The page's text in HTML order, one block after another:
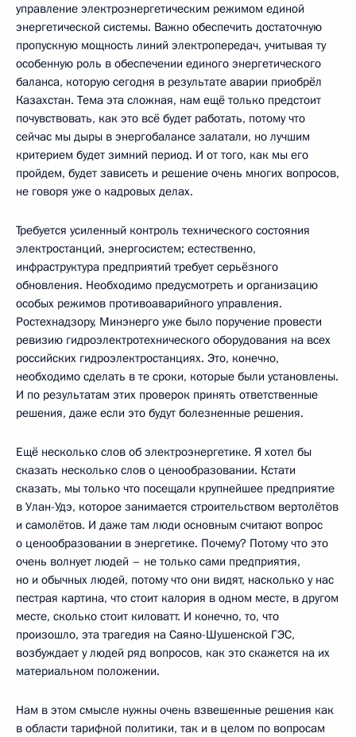
управление электроэнергетическим режимом единой
энергетической системы. Важно обеспечить достаточную
пропускную мощность линий электропередач, учитывая ту
особенную роль в обеспечении единого энергетического
баланса, которую сегодня в результате аварии приобрёл
Казахстан. Тема эта сложная, нам ещё только предстоит
почувствовать, как это всё будет работать, потому что
сейчас мы дыры в энергобалансе залатали, но лучшим
критерием будет зимний период. И от того, как мы его
пройдем, будет зависеть и решение очень многих вопросов,
не говоря уже о кадровых делах.
Требуется усиленный контроль технического состояния
электростанций, энергосистем; естественно,
инфраструктура предприятий требует серьёзного
обновления. Необходимо предусмотреть и организацию
особых режимов противоаварийного управления.
Ростехнадзору, Минэнерго уже было поручение провести
ревизию гидроэлектротехнического оборудования на всех
российских гидроэлектростанциях. Это, конечно,
необходимо сделать в те сроки, которые были установлены.
И по результатам этих проверок принять ответственные
решения, даже если это будут болезненные решения.
Ещё несколько слов об электроэнергетике. Я хотел бы
сказать несколько слов о ценообразовании. Кстати
сказать, мы только что посещали крупнейшее предприятие
в Улан-Удэ, которое занимается строительством вертолётов
и самолётов. И даже там люди основным считают вопрос
о ценообразовании в энергетике. Почему? Потому что это
очень волнует людей – не только сами предприятия,
но и обычных людей, потому что они видят, насколько у нас
пестрая картина, что стоит калория в одном месте, в другом
месте, сколько стоит киловатт. И конечно, то, что
произошло, эта трагедия на Саяно-Шушенской ГЭС,
возбуждает у людей ряд вопросов, как это скажется на их
материальном положении.
Нам в этом смысле нужны очень взвешенные решения как
в области тарифной политики, так и в целом по вопросам